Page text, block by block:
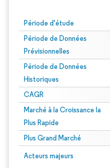
Période d'étude
Période de Données
Prévisionnelles
Période de Données
Historiques
CAGR
Marché à la Croissance la
Plus Rapide
Plus Grand Marché
Acteurs majeurs